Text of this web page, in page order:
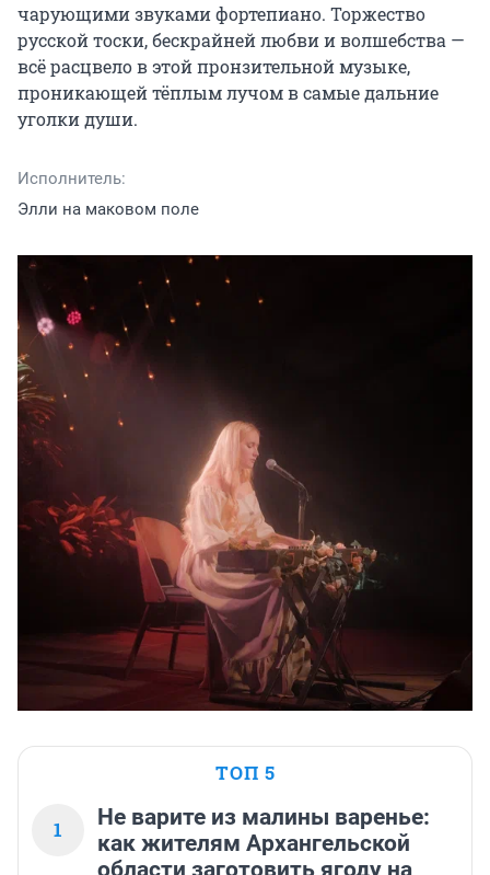
чарующими звуками фортепиано. Торжество
русской тоски, бескрайней любви и волшебства —
всё расцвело в этой пронзительной музыке,
проникающей тёплым лучом в самые дальние
уголки души.
Исполнитель:
Элли на маковом поле
ТОП 5
1
Не варите из малины варенье:
как жителям Архангельской
области заготовить ягоду на